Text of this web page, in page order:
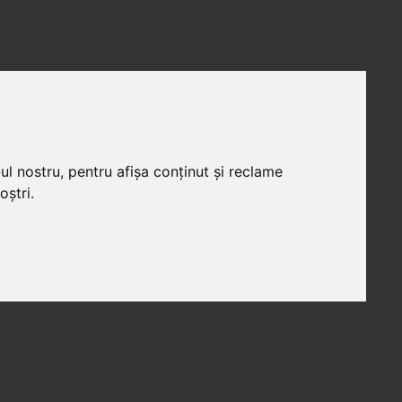
nostru, pentru afișa conținut și reclame